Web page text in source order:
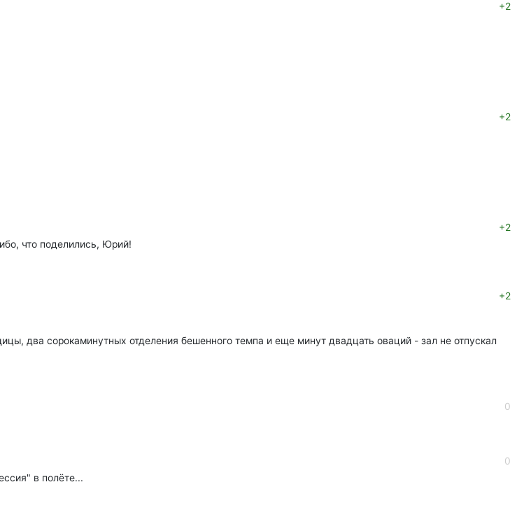
+2
+2
+2
что поделились, Юрий!
+2
два сорокаминутных отделения бешенного темпа и еще минут двадцать оваций - зал не отпускал
0
0
в полёте...